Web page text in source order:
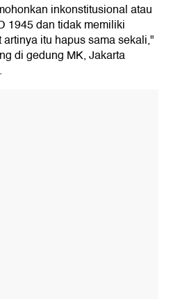
inkonstitusional atau
1945 dan tidak memiliki
itu hapus sama sekali,"
di gedung MK, Jakarta